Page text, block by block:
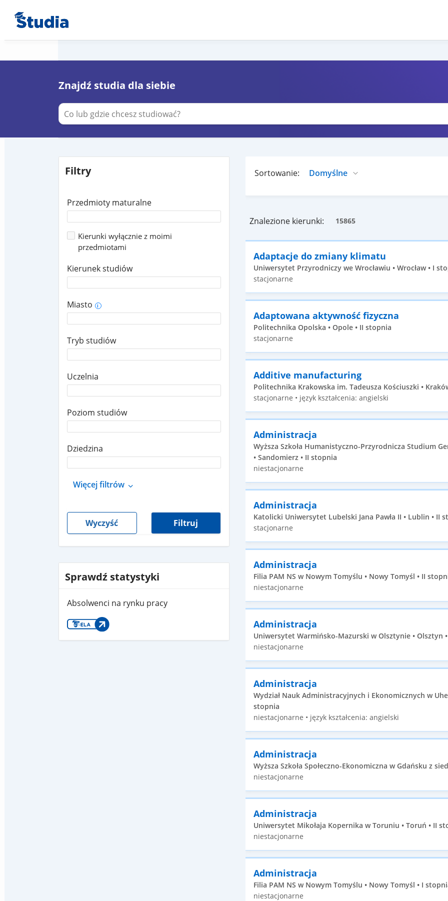
Znajdź studia dla siebie
Filtry
Przedmioty maturalne
Kierunki wyłącznie z moimi
przedmiotami
Kierunek studiów
Miasto i
Tryb studiów
Uczelnia
Poziom studiów
Dziedzina
Więcej filtrów
Wyczyść Filtruj
Sprawdź statystyki
Absolwenci na rynku pracy
Sortowanie:
Znalezione kierunki: 15865
Adaptacje do zmiany klimatu
Uniwersytet Przyrodniczy we Wrocławiu • Wrocław • I
stacjonarne
Adaptowana aktywność fizyczna
Politechnika Opolska • Opole • II stopnia
stacjonarne
Additive manufacturing
Politechnika Krakowska im. Tadeusza Kościuszki •
stacjonarne • język kształcenia: angielski
Administracja
Wyższa Szkoła Humanistyczno-Przyrodnicza Studium
• Sandomierz • II stopnia
niestacjonarne
Administracja
Katolicki Uniwersytet Lubelski Jana Pawła II • Lublin • II
stacjonarne
Administracja
Filia PAM NS w Nowym Tomyślu • Nowy Tomyśl • II
niestacjonarne
Administracja
Uniwersytet Warmińsko-Mazurski w Olsztynie • Olsztyn
niestacjonarne
Administracja
Wydział Nauk Administracyjnych i Ekonomicznych w
stopnia
niestacjonarne • język kształcenia: angielski
Administracja
Wyższa Szkoła Społeczno-Ekonomiczna w Gdańsku z
niestacjonarne
Administracja
Uniwersytet Mikołaja Kopernika w Toruniu • Toruń • II
niestacjonarne
Administracja
Filia PAM NS w Nowym Tomyślu • Nowy Tomyśl • I
niestacjonarne